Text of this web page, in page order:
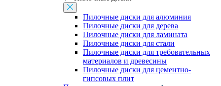
Пилочные диски для алюминия
Пилочные диски для дерева
Пилочные диски для ламината
Пилочные диски для стали
Пилочные диски для требовательных
материалов и древесины
Пилочные диски для цементно-
гипсовых плит